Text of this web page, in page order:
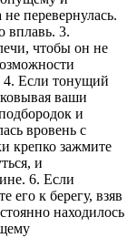
не перевернулась.
вплавь. 3.
чтобы он не
4. Если тонущий
ваши
и
вровень с
крепко зажмите
и
6. Если
его к берегу, взяв
находилось